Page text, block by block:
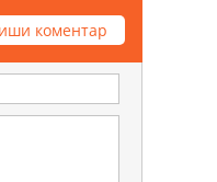
коментар